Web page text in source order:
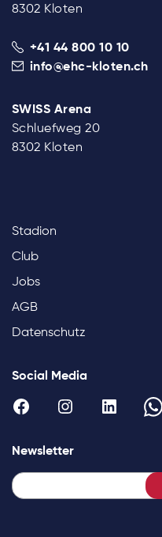
8302 Kloten
+41 44 800 10 10
info@ehc-kloten.ch
SWISS Arena
Schluefweg 20
8302 Kloten
Stadion
Club
Jobs
AGB
Datenschutz
Social Media
Newsletter